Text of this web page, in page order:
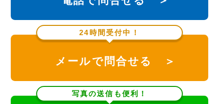
24時間受付中！
メールで問合せる ＞
写真の送信も便利！